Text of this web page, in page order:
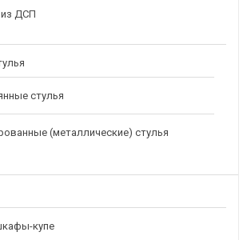
ДСП
стулья
(металлические) стулья
купе